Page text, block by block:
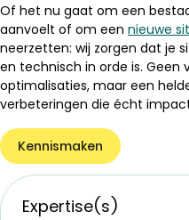
Of het nu gaat om een
aanvoelt of om een nieuwe
neerzetten: wij zorgen dat je
en technisch in orde is. Geen
optimalisaties, maar een
verbeteringen die écht
Kennismaken
Expertise(s)